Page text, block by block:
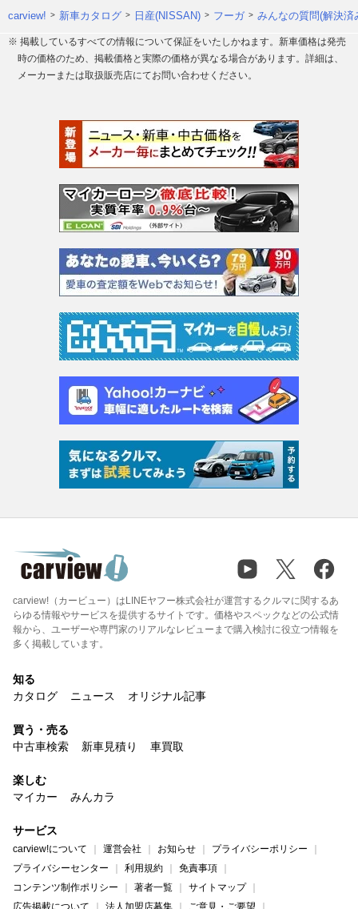
carview! 新車カタログ 日産(NISSAN) フーガ みんなの質問(解決済
※ 掲載しているすべての情報について保証をいたしかねます。新車価格は発売
時の価格のため、掲載価格と実際の価格が異なる場合があります。詳細は、
メーカーまたは取扱販売店にてお問い合わせください。
carview!（カービュー）はLINEヤフー株式会社が運営するクルマに関するあ
らゆる情報やサービスを提供するサイトです。価格やスペックなどの公式情
報から、ユーザーや専門家のリアルなレビューまで購入検討に役立つ情報を
多く掲載しています。
知る
カタログ
ニュース オリジナル記事
買う・売る
中古車検索
新車見積り 車買取
楽しむ
マイカー
みんカラ
サービス
carview!について 運営会社 お知らせ
プライバシーポリシー
プライバシーセンター
利用規約
免責事項
コンテンツ制作ポリシー
著者一覧
サイトマップ
広告掲載について
法人加盟店募集 ご意見・ご要望